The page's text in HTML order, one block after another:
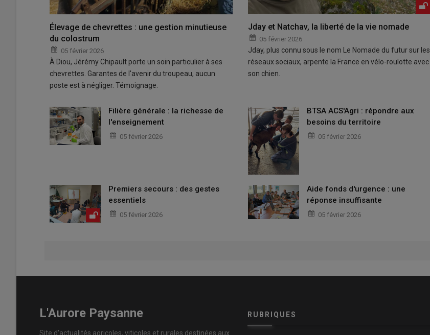
Élevage de chevrettes : une gestion minutieuse
du colostrum
05 février 2026
À Diou, Jérémy Chipault porte un soin particulier à ses
chevrettes. Garantes de l'avenir du troupeau, aucun
poste est à négliger. Témoignage.
Jday et Natchav, la liberté de la vie nomade
05 février 2026
Jday, plus connu sous le nom Le Nomade du futur sur les
réseaux sociaux, arpente la France en vélo-roulotte avec
son chien.
Filière générale : la richesse de
l'enseignement
05 février 2026
BTSA ACS'Agri : répondre aux
besoins du territoire
05 février 2026
Premiers secours : des gestes
essentiels
05 février 2026
Aide fonds d'urgence : une
réponse insuffisante
05 février 2026
L'Aurore Paysanne
Site d'actualités agricoles, viticoles et rurales destinées aux
RUBRIQUES